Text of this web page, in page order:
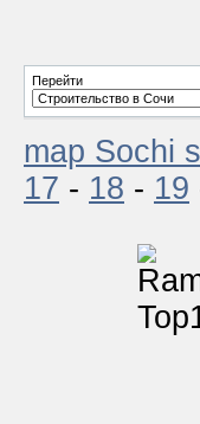
Перейти
map Sochi
17 - 18 - 19